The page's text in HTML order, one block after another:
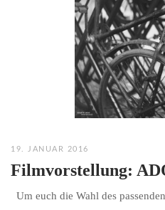
19. JANUAR 2016
Filmvorstellung:
Um euch die Wahl des